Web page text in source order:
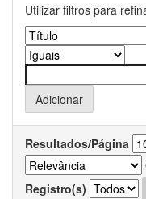
Utilizar filtros para
Resultados/Página
Registro(s)